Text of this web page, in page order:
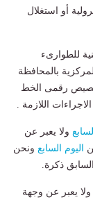
أو استغلال
للطوارىء
بالمحافظة
تخصيص رقمى الخط
ولا يعبر عن
اليوم السابع ونحن
ذكرة.
ولا يعبر عن وجهة